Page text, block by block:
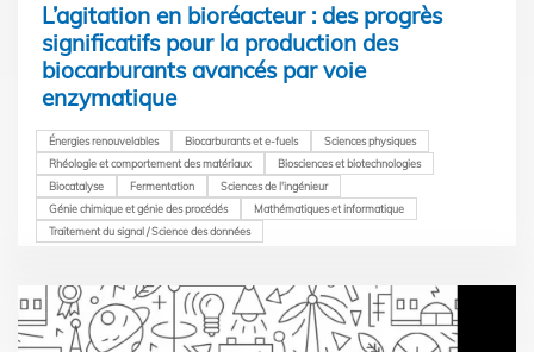
L’agitation en bioréacteur : des progrès
significatifs pour la production des
biocarburants avancés par voie
enzymatique
Énergies renouvelables Biocarburants et e-fuels
Sciences physiques
Rhéologie et comportement des matériaux
Biosciences et biotechnologies
Biocatalyse
Fermentation
Sciences de l'ingénieur
Génie chimique et génie des procédés
Mathématiques et informatique
Traitement du signal / Science des données